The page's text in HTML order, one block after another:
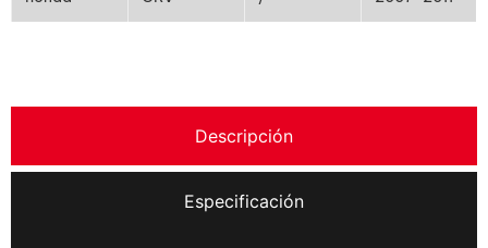
Descripción
Especificación